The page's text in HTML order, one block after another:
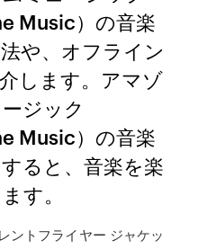
Music）の音楽
や、オフライン
します。アマゾ
ジック
Music）の音楽
ると、音楽を楽
す。
ントフライヤー ジャケッ